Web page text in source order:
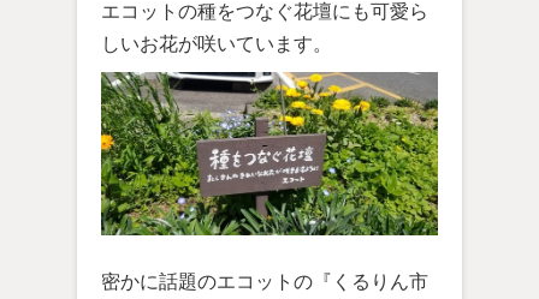
エコットの種をつなぐ花壇にも可愛ら
しいお花が咲いています。
密かに話題のエコットの『くるりん市